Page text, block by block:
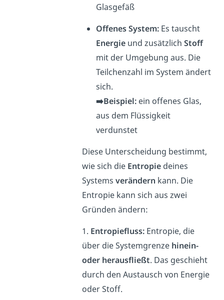
Glasgefäß
Offenes System: Es tauscht
Energie und zusätzlichStoff
mit der Umgebung aus. Die
Teilchenzahl im System ändert
sich.
➡️Beispiel: ein offenes Glas,
aus dem Flüssigkeit
verdunstet
Diese Unterscheidung bestimmt,
wie sich die Entropie deines
Systemsverändern kann. Die
Entropie kann sich aus zwei
Gründen ändern:
1. Entropiefluss: Entropie, die
über die Systemgrenze hinein-
oder herausfließt. Das geschieht
durch den Austausch von Energie
oder Stoff.